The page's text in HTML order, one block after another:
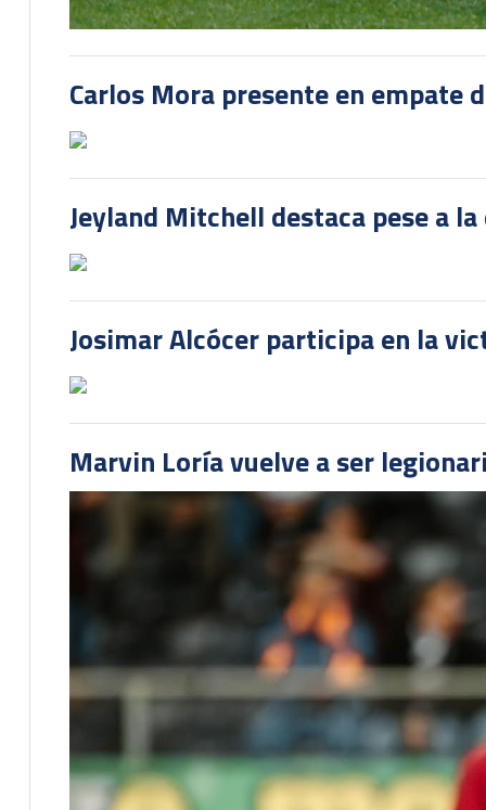
Carlos Mora presente en empate
Jeyland Mitchell destaca pese a
Josimar Alcócer participa en la
Marvin Loría vuelve a ser